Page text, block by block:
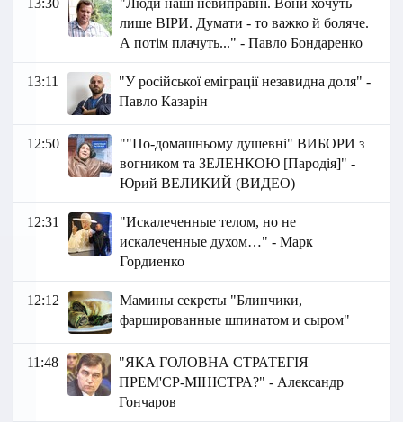
13:30
"Люди наші невиправні. Вони хочуть
лише ВІРИ. Думати - то важко й боляче.
А потім плачуть..." - Павло Бондаренко
13:11
"У російської еміграції незавидна доля" -
Павло Казарін
12:50
""По-домашньому душевні" ВИБОРИ з
вогником та ЗЕЛЕНКОЮ [Пародія]" -
Юрий ВЕЛИКИЙ (ВИДЕО)
12:31
"Искалеченные телом, но не
искалеченные духом…" - Марк
Гордиенко
12:12
Мамины секреты "Блинчики,
фаршированные шпинатом и сыром"
11:48
"ЯКА ГОЛОВНА СТРАТЕГІЯ
ПРЕМ'ЄР-МІНІСТРА?" - Александр
Гончаров